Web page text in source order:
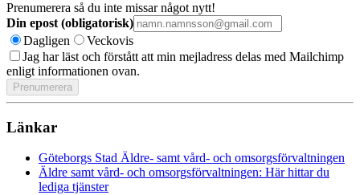
Prenumerera så du inte missar något nytt!
Din epost (obligatorisk)
Dagligen
Veckovis
Jag har läst och förstått att min mejladress delas med Mailchimp
enligt informationen ovan.
Länkar
Göteborgs Stad Äldre- samt vård- och omsorgsförvaltningen
Äldre samt vård- och omsorgsförvaltningen: Här hittar du
lediga tjänster